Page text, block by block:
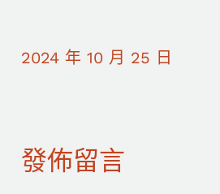
2024 年 10 月 25 日
發佈留言